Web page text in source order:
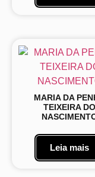
MARIA DA
TEIXEIRA DO
Leia mais